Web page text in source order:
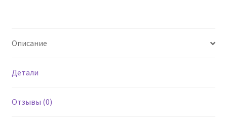
Описание
Детали
Отзывы (0)